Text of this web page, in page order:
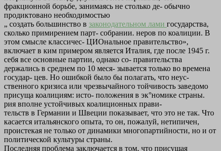
фракционной борьбе, занимаясь не столько де- обычно
продиктовано необходимостью
„ создать большинство в законодательном лами государства,
сколько примирением парт- собрании. неров по коалиции. В
этом смысле классичес- ЦИОнальное правительство»,
включает в ким примером является Италия, где после 1945 г.
себя все основные партии, однако со- правительства
держались в среднем по 10 меся- зывается только во времена
государ- цев. Но ошибкой было бы полагать, что неус-
ственного кризиса или чрезвычайного тойчивость заведомо
присуща коалициям: исто- положения в эк°номике страны.
рия вполне устойчивых коалиционных прави-
тельств в Германии и Швеции показывает, что это не так. Что
касается итальянского опыта, то он, пожалуй, нетипичен,
проистекая не только от динамики многопартийности, но и от
политической культуры страны.
Последняя проблема заключается в том, что присущая